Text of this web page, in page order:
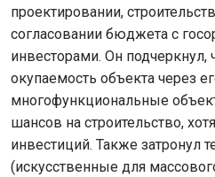
проектировании,
согласовании бюджета с
инвесторами. Он
окупаемость объекта через
многофункциональные
шансов на строительство,
инвестиций. Также затронул
(искусственные для